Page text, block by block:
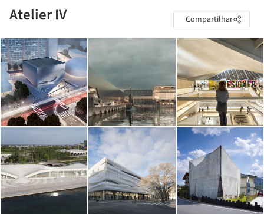
Atelier IV Compartilhar